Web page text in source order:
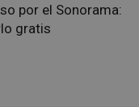
por el Sonorama:
gratis